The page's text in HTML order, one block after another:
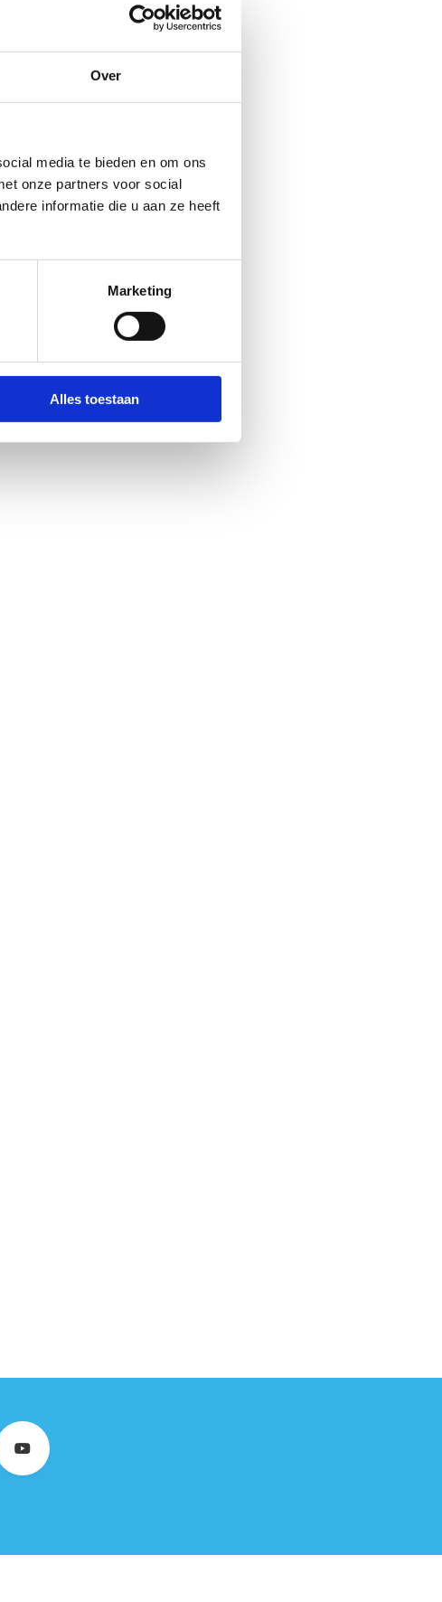
Over
media te bieden en om ons
onze partners voor social
informatie die u aan ze heeft
Marketing
Alles toestaan